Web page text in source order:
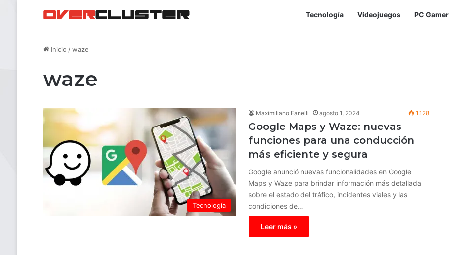
Tecnología Videojuegos PC Gamer
Inicio /waze
waze
Tecnología
Maximiliano Fanelli agosto 1, 2024 1.128
Google Maps y Waze: nuevas
funciones para una conducción
más eficiente y segura
Google anunció nuevas funcionalidades en Google
Maps y Waze para brindar información más detallada
sobre el estado del tráfico, incidentes viales y las
condiciones de…
Leer más »